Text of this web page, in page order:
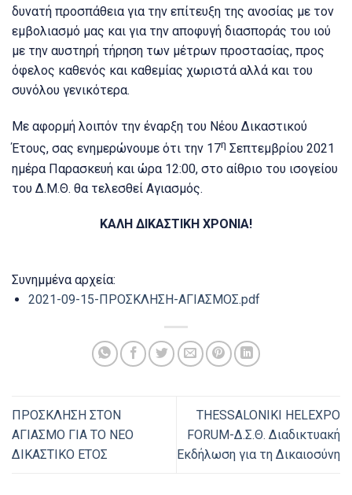
δυνατή προσπάθεια για την επίτευξη της ανοσίας με τον
εμβολιασμό μας και για την αποφυγή διασποράς του ιού
με την αυστηρή τήρηση των μέτρων προστασίας, προς
όφελος καθενός και καθεμίας χωριστά αλλά και του
συνόλου γενικότερα.
Με αφορμή λοιπόν την έναρξη του Νέου Δικαστικού
Έτους, σας ενημερώνουμε ότι την 17η Σεπτεμβρίου 2021
ημέρα Παρασκευή και ώρα 12:00, στο αίθριο του ισογείου
του Δ.Μ.Θ. θα τελεσθεί Αγιασμός.
ΚΑΛΗ ΔΙΚΑΣΤΙΚΗ ΧΡΟΝΙΑ!
Συνημμένα αρχεία:
2021-09-15-ΠΡΟΣΚΛΗΣΗ-ΑΓΙΑΣΜΟΣ.pdf
ΠΡΟΣΚΛΗΣΗ ΣΤΟΝ
ΑΓΙΑΣΜΟ ΓΙΑ ΤΟ ΝΕΟ
ΔΙΚΑΣΤΙΚΟ ΕΤΟΣ
THESSALONIKI HELEXPO
FORUM-Δ.Σ.Θ. Διαδικτυακή
Εκδήλωση για τη Δικαιοσύνη